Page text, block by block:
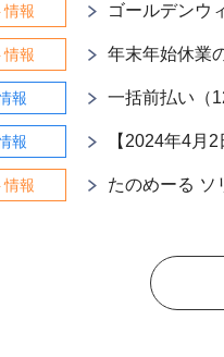
情報 ゴールデンウ
情報 年末年始休業
報 一括前払い（
報 【2024年4月
情報 たのめーる ソ